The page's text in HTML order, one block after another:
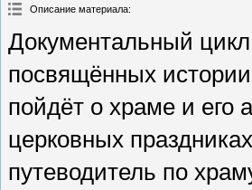
Описание материала:
Документальный
посвящённых
пойдёт о храме и его
церковных
путеводитель по